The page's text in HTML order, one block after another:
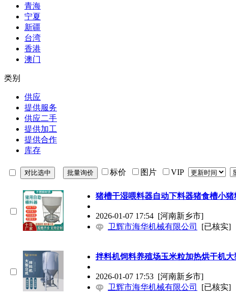
青海
宁夏
新疆
台湾
香港
澳门
类别
供应
提供服务
供应二手
提供加工
提供合作
库存
标价 图片 VIP
猪槽干湿喂料器自动下料器猪食槽小
2026-01-07 17:54 [河南新乡市]
卫辉市海华机械有限公司
[已核实]
拌料机饲料养殖场玉米粒加热烘干机
2026-01-07 17:53 [河南新乡市]
卫辉市海华机械有限公司
[已核实]